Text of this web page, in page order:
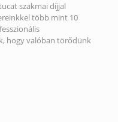
szakmai díjjal
több mint 10
hogy valóban törődünk